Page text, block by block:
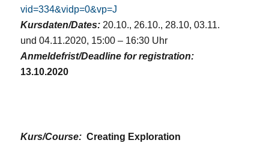
vid=334&vidp=0&vp=J
Kursdaten/Dates: 20.10., 26.10., 28.10, 03.11.
und 04.11.2020, 15:00 – 16:30 Uhr
Anmeldefrist/Deadline for registration:
13.10.2020
Kurs/Course: Creating Exploration